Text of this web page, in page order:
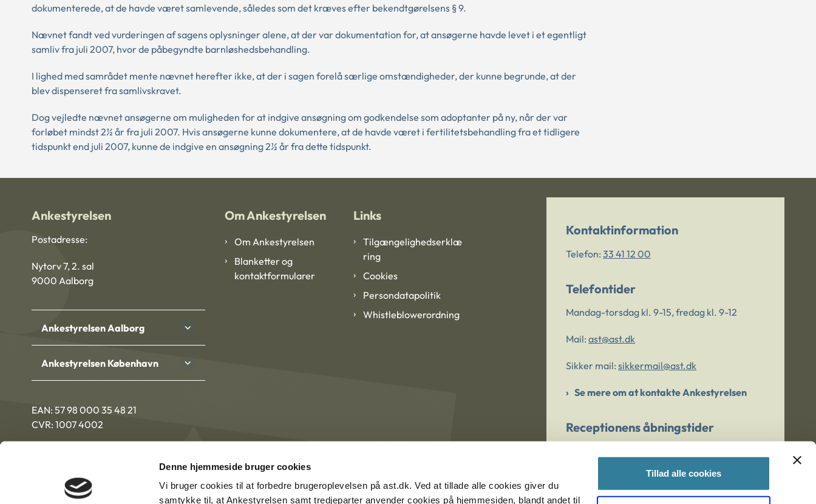
Denne hjemmeside bruger cookies
Vi bruger cookies til at forbedre brugeroplevelsen på ast.dk. Ved at tillade alle cookies giver du
samtykke til, at Ankestyrelsen samt tredjeparter anvender cookies på hjemmesiden, blandt andet til
Tillad alle cookies
dokumenterede, at de havde været samlevende, således som det kræves efter bekendtgørelsens § 9.
Nævnet fandt ved vurderingen af sagens oplysninger alene, at der var dokumentation for, at ansøgerne havde levet i et egentligt
samliv fra juli 2007, hvor de påbegyndte barnløshedsbehandling.
I lighed med samrådet mente nævnet herefter ikke, at der i sagen forelå særlige omstændigheder, der kunne begrunde, at der
blev dispenseret fra samlivskravet.
Dog vejledte nævnet ansøgerne om muligheden for at indgive ansøgning om godkendelse som adoptanter på ny, når der var
forløbet mindst 2½ år fra juli 2007. Hvis ansøgerne kunne dokumentere, at de havde været i fertilitetsbehandling fra et tidligere
tidspunkt end juli 2007, kunne de indgive en ansøgning 2½ år fra dette tidspunkt.
Ankestyrelsen
Postadresse:
Nytorv 7, 2. sal
9000 Aalborg
Ankestyrelsen Aalborg
Ankestyrelsen København
EAN: 57 98 000 35 48 21
CVR: 1007 4002
Om Ankestyrelsen
Om Ankestyrelsen
Blanketter og
kontaktformularer
Links
Tilgængelighedserklæ
ring
Cookies
Persondatapolitik
Whistleblowerordning
Kontaktinformation
Telefon: 33 41 12 00
Telefontider
Mandag-torsdag kl. 9-15, fredag kl. 9-12
Mail: ast@ast.dk
Sikker mail: sikkermail@ast.dk
Se mere om at kontakte Ankestyrelsen
Receptionens åbningstider
Er du bekymret for et barn/en ung?